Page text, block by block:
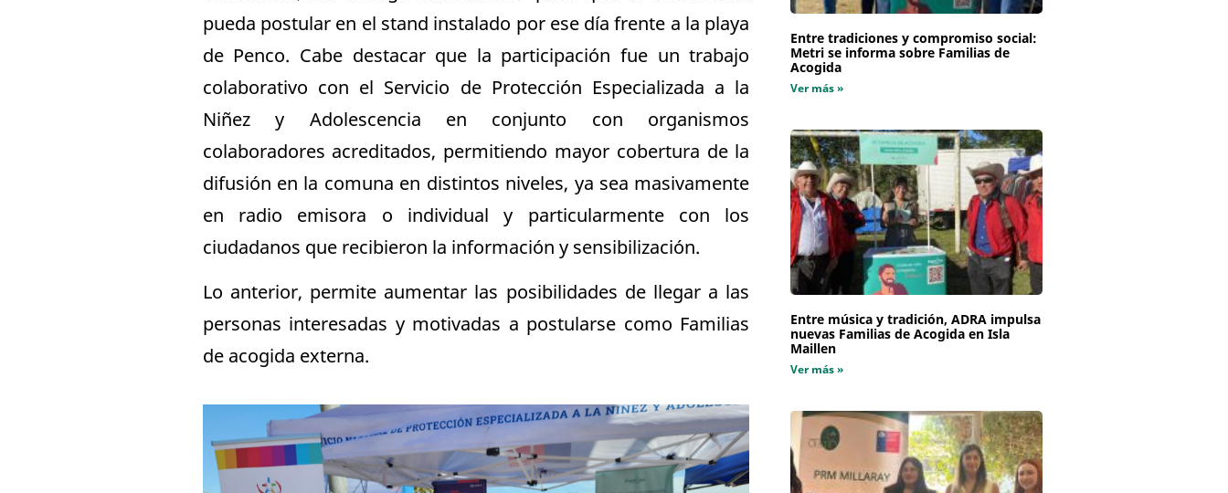
pueda postular en el stand instalado por ese día frente a la playa
de Penco. Cabe destacar que la participación fue un trabajo
colaborativo con el Servicio de Protección Especializada a la
Niñez y Adolescencia en conjunto con organismos
colaboradores acreditados, permitiendo mayor cobertura de la
difusión en la comuna en distintos niveles, ya sea masivamente
en radio emisora o individual y particularmente con los
ciudadanos que recibieron la información y sensibilización.
Lo anterior, permite aumentar las posibilidades de llegar a las
personas interesadas y motivadas a postularse como Familias
de acogida externa.
Entre tradiciones y compromiso social:
Metri se informa sobre Familias de
Acogida
Ver más »
Entre música y tradición, ADRA impulsa
nuevas Familias de Acogida en Isla
Maillen
Ver más »